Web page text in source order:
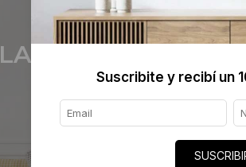
LA EXPERIENCIA
Disfrutarlo en tu
Suscribite y recibí un